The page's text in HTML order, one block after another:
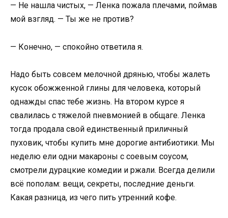
— Не нашла чистых, — Ленка пожала плечами, поймав
мой взгляд. — Ты же не против?
— Конечно, — спокойно ответила я.
Надо быть совсем мелочной дрянью, чтобы жалеть
кусок обожженной глины для человека, который
однажды спас тебе жизнь. На втором курсе я
свалилась с тяжелой пневмонией в общаге. Ленка
тогда продала свой единственный приличный
пуховик, чтобы купить мне дорогие антибиотики. Мы
неделю ели одни макароны с соевым соусом,
смотрели дурацкие комедии и ржали. Всегда делили
всё пополам: вещи, секреты, последние деньги.
Какая разница, из чего пить утренний кофе.